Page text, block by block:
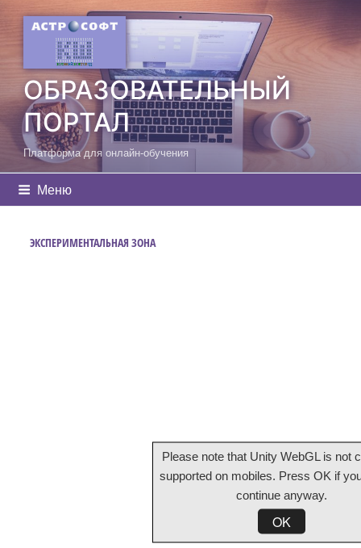
Перейти
содержимому
ОБРАЗОВАТЕЛЬНЫЙ
ПОРТАЛ
Платформа для онлайн-обучения
Меню
ЭКСПЕРИМЕНТАЛЬНАЯ ЗОНА
Please note that Unity WebGL is not
supported on mobiles. Press OK if
continue anyway.
OK